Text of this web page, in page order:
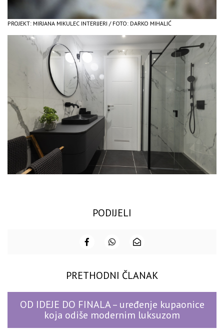
PROJEKT: MIRJANA MIKULEC INTERIJERI / FOTO: DARKO MIHALIĆ
PODIJELI
PRETHODNI ČLANAK
OD IDEJE DO FINALA – uređenje kupaonice
koja odiše modernim luksuzom